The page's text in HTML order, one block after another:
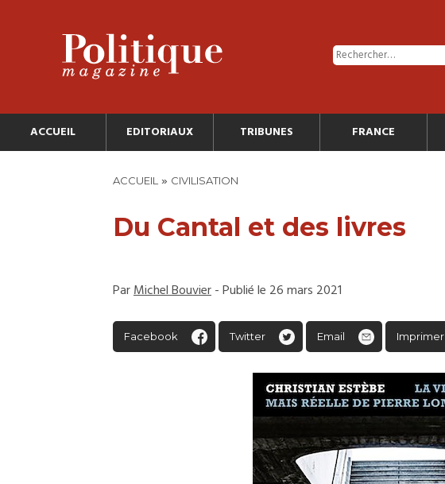
ACCUEIL EDITORIAUX TRIBUNES FRANCE
ACCUEIL » CIVILISATION
Du Cantal et des livres
ParMichel Bouvier- Publié le 26 mars 2021
Facebook Twitter Email Imprimer